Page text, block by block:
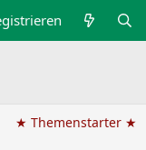
★ Themenstarter ★